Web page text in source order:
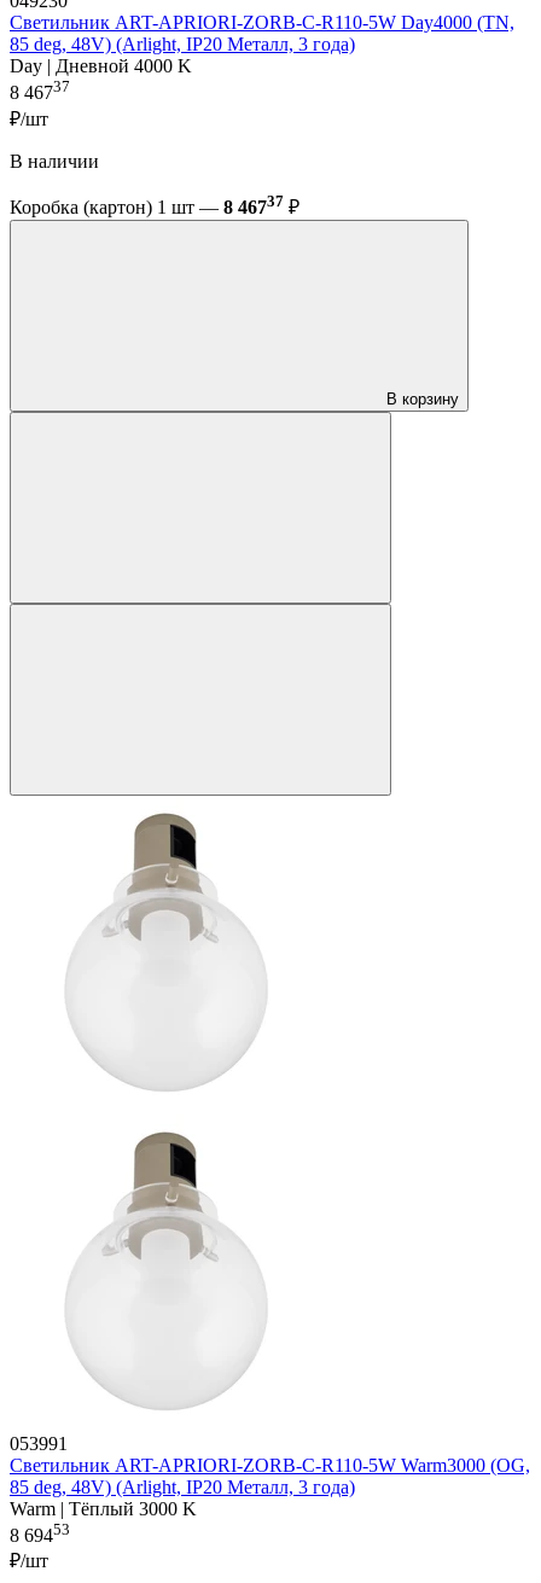
Светильник ART-APRIORI-ZORB-С-R110-5W Day4000 (TN,
85 deg, 48V) (Arlight, IP20 Металл, 3 года)
Day | Дневной 4000 K
8 46737
₽/шт
В наличии
Коробка (картон) 1 шт — 8 46737 ₽
В корзину
053991
Светильник ART-APRIORI-ZORB-С-R110-5W Warm3000 (OG,
85 deg, 48V) (Arlight, IP20 Металл, 3 года)
Warm | Тёплый 3000 K
8 69453
₽/шт